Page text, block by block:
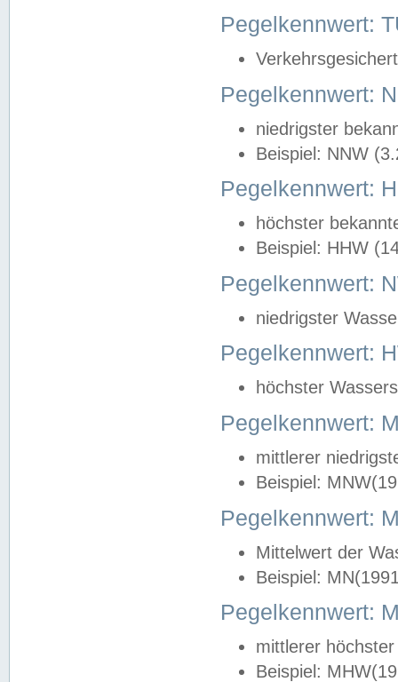
Pegelkennwert:
Pegelkennwert:
niedrigster
Beispiel: NNW
Pegelkennwert:
höchster
Beispiel: HHW
Pegelkennwert:
niedrigster
Pegelkennwert:
höchster
Pegelkennwert:
mittlerer
Beispiel:
Pegelkennwert:
Mittelwert der
Beispiel:
Pegelkennwert:
mittlerer
Beispiel: